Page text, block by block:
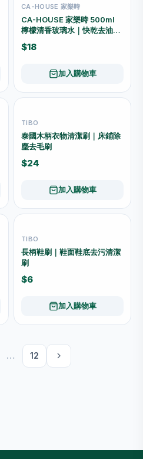
CA-HOUSE 家樂時
CA-HOUSE 家樂時 500ml
檸檬清香玻璃水｜快乾去油污
灰塵
$18
加入購物車
TIBO
泰國木柄衣物清潔刷｜床鋪除
塵去毛刷
$24
加入購物車
TIBO
長柄鞋刷｜鞋面鞋底去污清潔
刷
$6
加入購物車
… 12